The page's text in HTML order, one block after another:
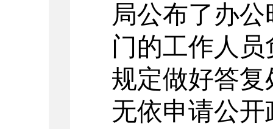
局公布了办
门的工作人
规定做好答复
无依申请公